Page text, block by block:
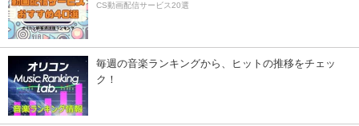
CS動画配信サービス20選
毎週の音楽ランキングから、ヒットの推移をチェッ
ク！